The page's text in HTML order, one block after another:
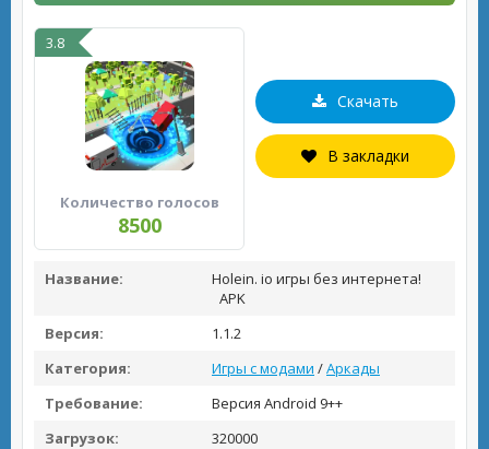
3.8
Количество голосов
8500
Скачать
В закладки
Название:
Holein. io игры без интернета!
APK
Версия:
1.1.2
Категория:
Игры с модами /Аркады
Требование:
Версия Android 9++
Загрузок:
320000